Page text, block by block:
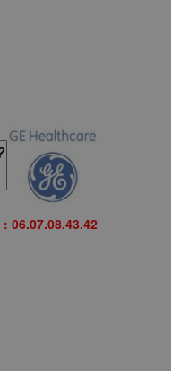
06.07.08.43.42